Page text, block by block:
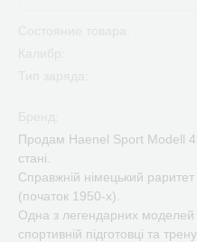
Продам Haenel Sport Modell
стані.
Справжній німецький
(початок 1950-х).
Одна з легендарних
спортивній підготовці та